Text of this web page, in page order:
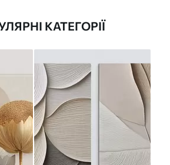
КАТЕГОРІЇ